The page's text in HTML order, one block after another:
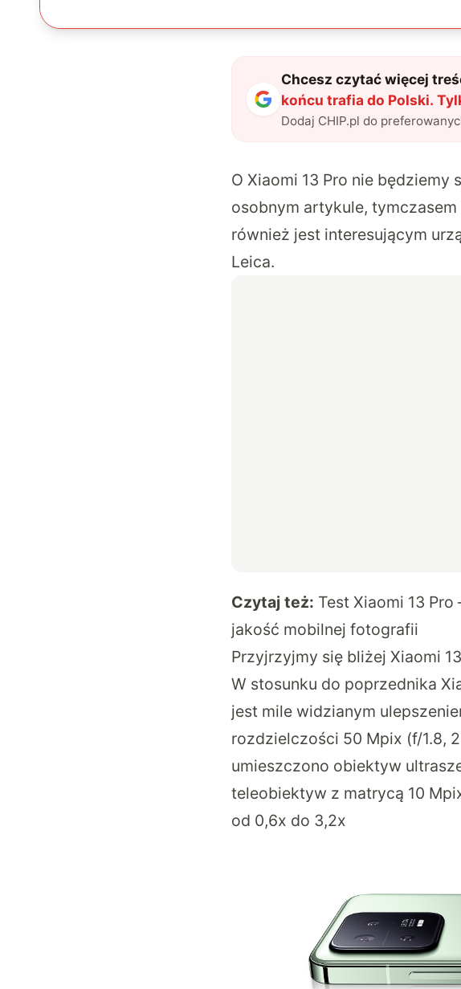
Chcesz czytać więcej
końcu trafia do Polski.
Dodaj CHIP.pl do
O Xiaomi 13 Pro nie
osobnym artykule,
również jest interesującym
Leica.
Czytaj też: Test Xiaomi 13
jakość mobilnej fotografii
Przyjrzyjmy się bliżej Xiaomi 13
W stosunku do poprzednika
jest mile widzianym
rozdzielczości 50 Mpix (f/1.8,
umieszczono obiektyw
teleobiektyw z matrycą 10
od 0,6x do 3,2x